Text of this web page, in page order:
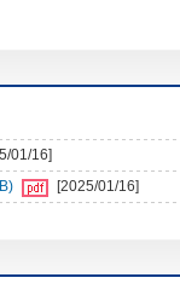
01/16]
[2025/01/16]